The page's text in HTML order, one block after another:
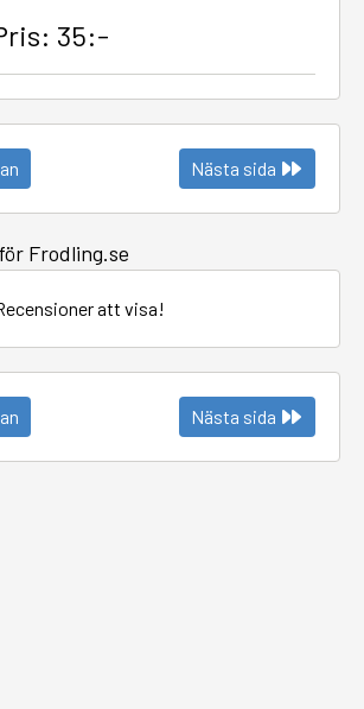
35:-
Nästa sida
Frodling.se
att visa!
Nästa sida